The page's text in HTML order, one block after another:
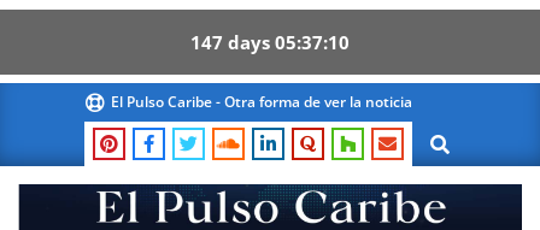
147 days 05 37 10
content
El Pulso Caribe - Otra forma de ver la noticia
Search